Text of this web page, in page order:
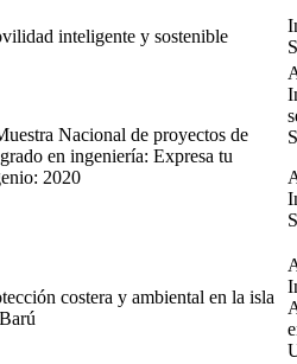
inteligente y sostenible
Nacional de proyectos de
en ingeniería: Expresa tu
2020
costera y ambiental en la isla